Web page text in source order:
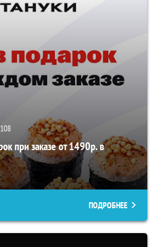
108
при заказе от 1490р. в
ПОДРОБНЕЕ